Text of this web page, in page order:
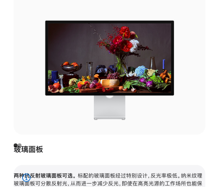
玻璃面板
两种抗反射玻璃面板可选。 标配的玻璃面板经过特别设计，反光率极低。纳米纹理
玻璃面板可分散反射光，从而进一步减少反光，即使在高亮光源的工作场所也能保
展